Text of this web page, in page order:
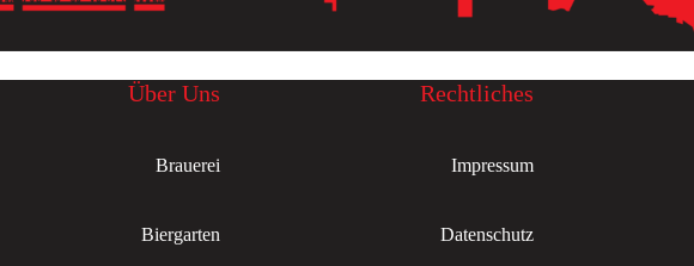
Über Uns
Brauerei
Biergarten
Rechtliches
Impressum
Datenschutz